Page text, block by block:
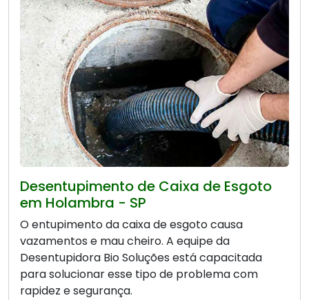
Desentupimento de Caixa de Esgoto
em Holambra - SP
O entupimento da caixa de esgoto causa
vazamentos e mau cheiro. A equipe da
Desentupidora Bio Soluções está capacitada
para solucionar esse tipo de problema com
rapidez e segurança.